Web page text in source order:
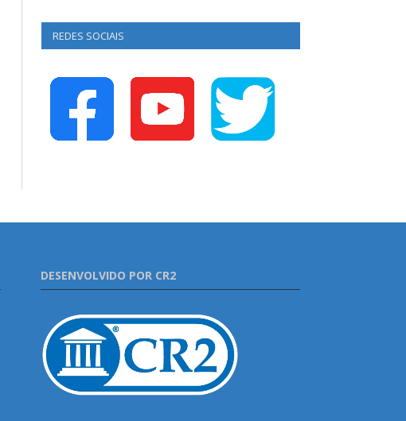
REDES SOCIAIS
DESENVOLVIDO POR CR2